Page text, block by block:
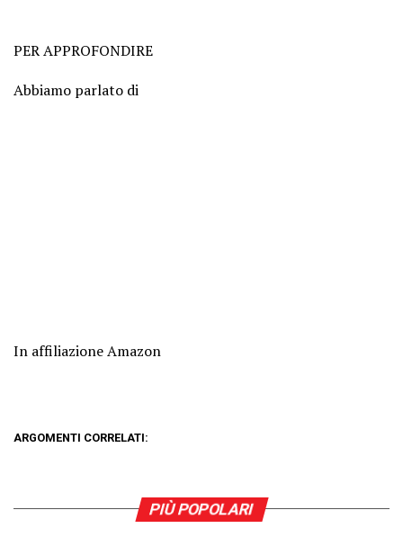
PER APPROFONDIRE
Abbiamo parlato di
In affiliazione Amazon
ARGOMENTI CORRELATI:
PIÙ POPOLARI